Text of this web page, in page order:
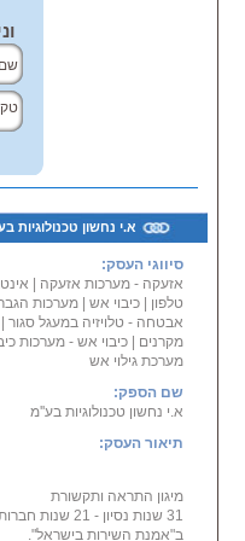
וניהול פרויקטים בכל סדר גודל
- אנו מספקים שירותי תקשורת
- במידה ויש צורך בהרחבת
התקשורת אנו נבצע אותם על
מאפשרים לנו לתת לך כל פתרון
א.י נחשון טכנולוגיות
סיווגי העסק:
אזעקה - מערכות אזעקה
טלפון
כיבוי אש| מערכות
אבטחה - טלויזיה במעגל סגור|
מקרנים
כיבוי אש - מערכות
מערכת גילוי אש
שם הספק:
א.י נחשון טכנולוגיות בע''מ
תיאור העסק:
מיגון התראה ותקשורת
31 שנות נסיון - 21 שנות
ב"אמנת השירות בישראל".